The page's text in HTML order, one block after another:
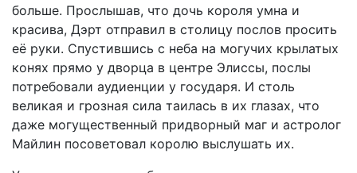
больше. Прослышав, что дочь короля умна и
красива, Дэрт отправил в столицу послов просить
её руки. Спустившись с неба на могучих крылатых
конях прямо у дворца в центре Элиссы, послы
потребовали аудиенции у государя. И столь
великая и грозная сила таилась в их глазах, что
даже могущественный придворный маг и астролог
Майлин посоветовал королю выслушать их.